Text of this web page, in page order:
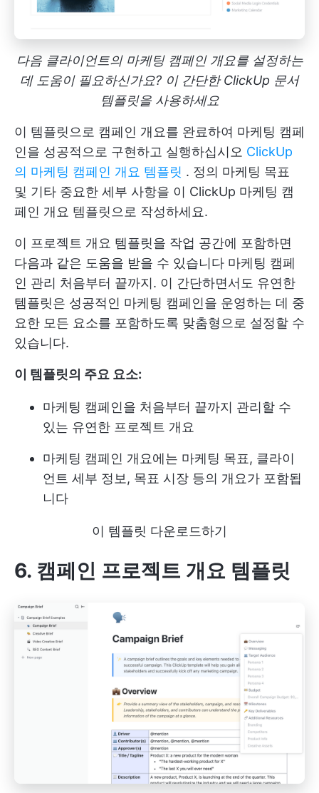
다음 클라이언트의 마케팅 캠페인 개요를 설정하는
데 도움이 필요하신가요? 이 간단한 ClickUp 문서
템플릿을 사용하세요
이 템플릿으로 캠페인 개요를 완료하여 마케팅 캠페
인을 성공적으로 구현하고 실행하십시오 ClickUp
의 마케팅 캠페인 개요 템플릿 . 정의 마케팅 목표
및 기타 중요한 세부 사항을 이 ClickUp 마케팅 캠
페인 개요 템플릿으로 작성하세요.
이 프로젝트 개요 템플릿을 작업 공간에 포함하면
다음과 같은 도움을 받을 수 있습니다 마케팅 캠페
인 관리 처음부터 끝까지. 이 간단하면서도 유연한
템플릿은 성공적인 마케팅 캠페인을 운영하는 데 중
요한 모든 요소를 포함하도록 맞춤형으로 설정할 수
있습니다.
이 템플릿의 주요 요소:
마케팅 캠페인을 처음부터 끝까지 관리할 수
있는 유연한 프로젝트 개요
마케팅 캠페인 개요에는 마케팅 목표, 클라이
언트 세부 정보, 목표 시장 등의 개요가 포함됩
니다
이 템플릿 다운로드하기
6. 캠페인 프로젝트 개요 템플릿